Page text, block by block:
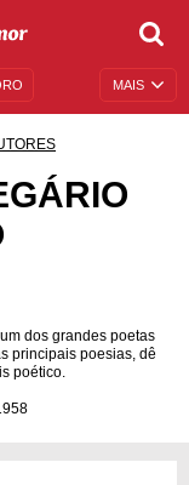
MAIS
dos grandes poetas
principais poesias, dê
poético.